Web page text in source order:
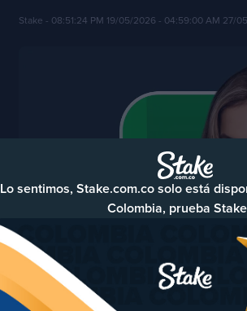
Stake - 08:51:24 PM 19/05/2026 - 04:59:00 AM 27/
Lo sentimos, Stake.com.co solo está
Colombia, prueba